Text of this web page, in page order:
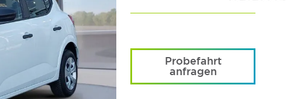
Probefahrt
anfragen